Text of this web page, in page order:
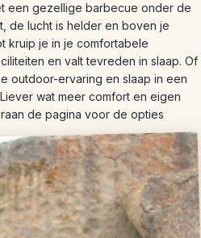
een gezellige barbecue onder de
de lucht is helder en boven je
kruip je in je comfortabele
en valt tevreden in slaap. Of
outdoor-ervaring en slaap in een
wat meer comfort en eigen
de pagina voor de opties